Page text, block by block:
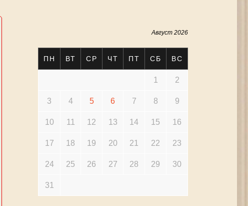
Август 2026
ПН ВТ СР ЧТ ПТ СБ ВС
1 2
3 4 5 6 7 8 9
10 11 12 13 14 15 16
17 18 19 20 21 22 23
24 25 26 27 28 29 30
31